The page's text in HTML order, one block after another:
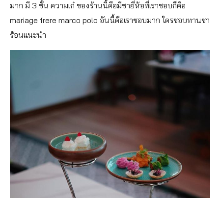
มาก มี 3 ชั้น ความเก๋ ของร้านนี้คือมีชายี่ห้อที่เราชอบก็คือ
mariage frere marco polo อันนี้คือเราชอบมาก ใครชอบทานชา
ร้อนแนะนำ